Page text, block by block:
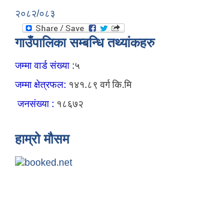
२०८२/०८३
गाउँपालिका सम्बन्धि तथ्यांकहरु
जम्मा वार्ड संख्या :५
जम्मा क्षेत्रफल: १४१.८९ वर्ग कि.मि
जनसंख्या : १८६७२
हाम्रो मौसम